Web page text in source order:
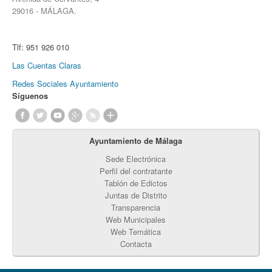
29016 - MÁLAGA.
Tlf: 951 926 010
Las Cuentas Claras
Redes Sociales Ayuntamiento
Síguenos
Ayuntamiento de Málaga
Sede Electrónica
Perfil del contratante
Tablón de Edictos
Juntas de Distrito
Transparencia
Web Municipales
Web Temática
Contacta